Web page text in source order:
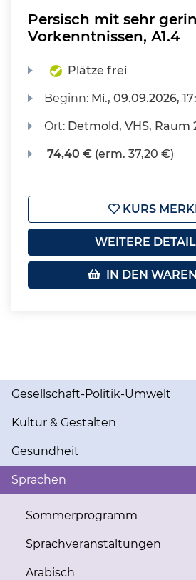
Persisch mit sehr
Vorkenntnissen, A1.4
Plätze frei
Beginn: Mi., 09.09.2026,
Ort: Detmold, VHS, Raum
74,40 € (erm. 37,20 €)
KURS
WEITERE
IN DEN
Gesellschaft-Politik-Umwelt
Kultur & Gestalten
Gesundheit
Sprachen
Sommerprogramm
Sprachveranstaltungen
Arabisch